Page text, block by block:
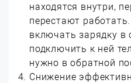
находятся внутри,
перестают
включать зарядку в
подключить к ней
нужно в обратной
Снижение